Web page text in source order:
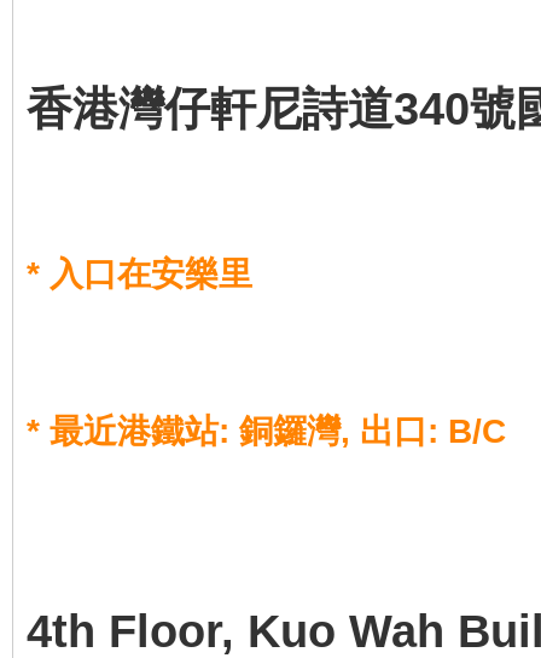
香港灣仔軒尼詩道340號
* 入口在安樂里
* 最近港鐵站: 銅鑼灣, 出口: B/C
4th Floor, Kuo Wah